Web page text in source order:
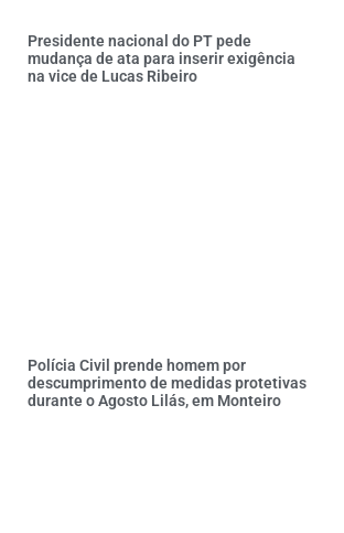
Presidente nacional do PT pede
mudança de ata para inserir exigência
na vice de Lucas Ribeiro
Polícia Civil prende homem por
descumprimento de medidas protetivas
durante o Agosto Lilás, em Monteiro